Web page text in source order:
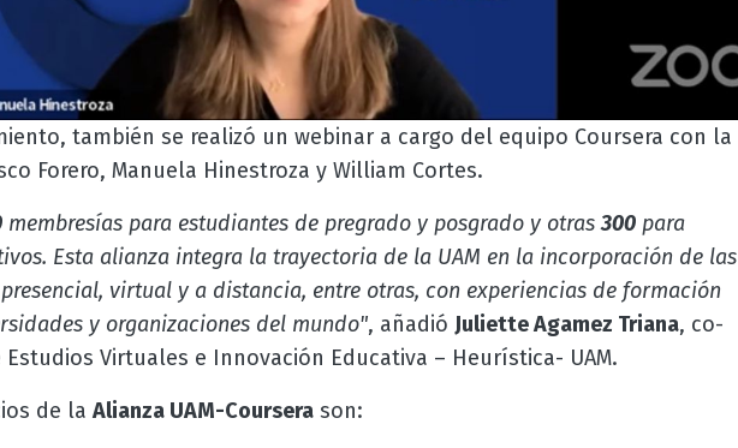
también se realizó un webinar a cargo del equipo Coursera con la
Forero, Manuela Hinestroza y William Cortes.
membresías para estudiantes de pregrado y posgrado y otras300para
Esta alianza integra la trayectoria de la UAM en la incorporación de las
virtual y a distancia, entre otras, con experiencias de formación
y organizaciones del mundo", añadió Juliette Agamez Triana, co-
Virtuales e Innovación Educativa – Heurística- UAM.
de la Alianza UAM-Courserason: